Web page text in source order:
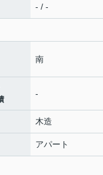
- / -
南
-
木造
アパート